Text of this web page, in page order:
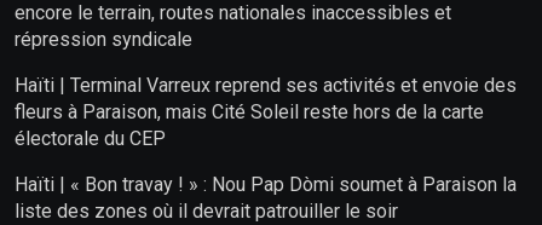
encore le terrain, routes nationales inaccessibles et
répression syndicale
Haïti | Terminal Varreux reprend ses activités et envoie des
fleurs à Paraison, mais Cité Soleil reste hors de la carte
électorale du CEP
Haïti | « Bon travay ! » : Nou Pap Dòmi soumet à Paraison la
liste des zones où il devrait patrouiller le soir